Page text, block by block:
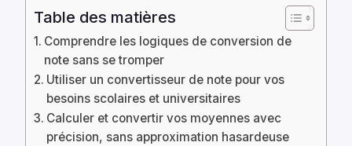
Table des matières
Comprendre les logiques de conversion de
note sans se tromper
Utiliser un convertisseur de note pour vos
besoins scolaires et universitaires
Calculer et convertir vos moyennes avec
précision, sans approximation hasardeuse